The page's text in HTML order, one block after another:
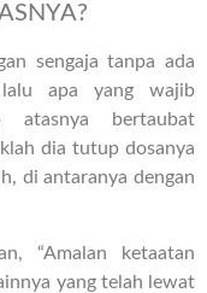
sengaja tanpa ada
lalu apa yang wajib
atasnya bertaubat
dia tutup dosanya
di antaranya dengan
“Amalan ketaatan
yang telah lewat